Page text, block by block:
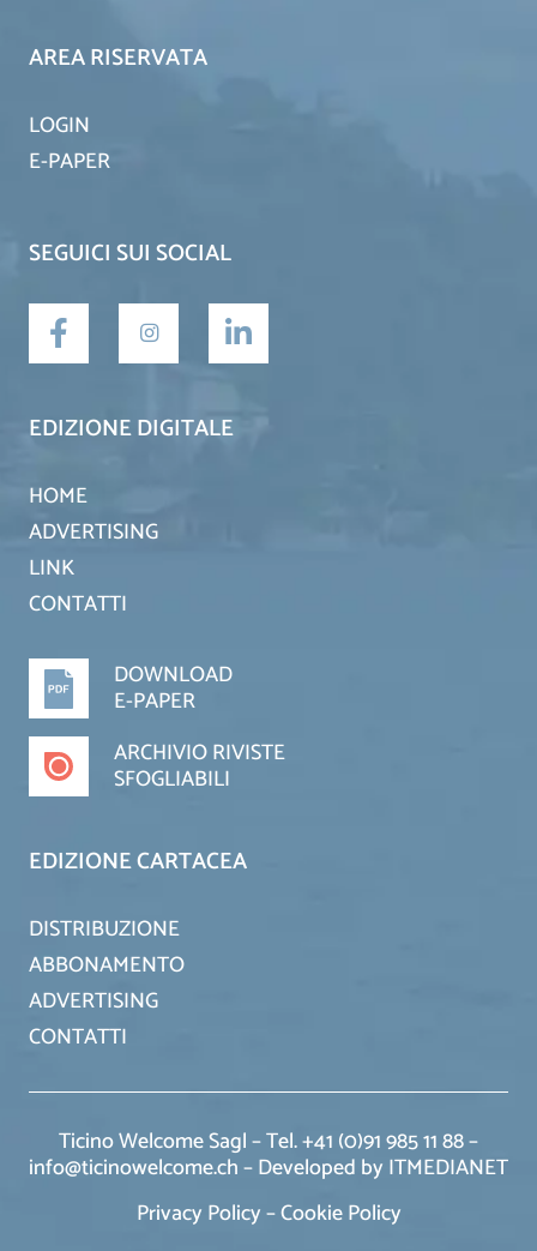
AREA RISERVATA
LOGIN
E-PAPER
SEGUICI SUI SOCIAL
EDIZIONE DIGITALE
HOME
ADVERTISING
LINK
CONTATTI
DOWNLOAD
E-PAPER
ARCHIVIO RIVISTE
SFOGLIABILI
EDIZIONE CARTACEA
DISTRIBUZIONE
ABBONAMENTO
ADVERTISING
CONTATTI
Ticino Welcome Sagl – Tel. +41 (0)91 985 11 88 –
info@ticinowelcome.ch –Developed by ITMEDIANET
Privacy Policy–Cookie Policy